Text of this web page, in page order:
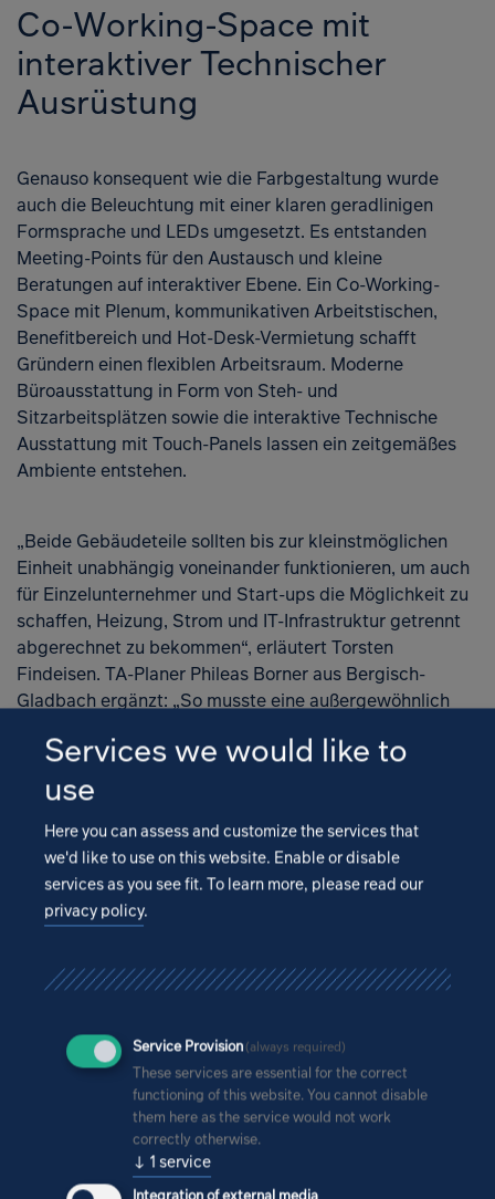
Co-Working-Space mit
interaktiver Technischer
Ausrüstung
Genauso konsequent wie die Farbgestaltung wurde
auch die Beleuchtung mit einer klaren geradlinigen
Formsprache und LEDs umgesetzt. Es entstanden
Meeting-Points für den Austausch und kleine
Beratungen auf interaktiver Ebene. Ein Co-Working-
Space mit Plenum, kommunikativen Arbeitstischen,
Benefitbereich und Hot-Desk-Vermietung schafft
Gründern einen flexiblen Arbeitsraum. Moderne
Büroausstattung in Form von Steh- und
Sitzarbeitsplätzen sowie die interaktive Technische
Ausstattung mit Touch-Panels lassen ein zeitgemäßes
Ambiente entstehen.
„Beide Gebäudeteile sollten bis zur kleinstmöglichen
Einheit unabhängig voneinander funktionieren, um auch
für Einzelunternehmer und Start-ups die Möglichkeit zu
schaffen, Heizung, Strom und IT-Infrastruktur getrennt
abgerechnet zu bekommen“, erläutert Torsten
Findeisen. TA-Planer Phileas Borner aus Bergisch-
Gladbach ergänzt: „So musste eine außergewöhnlich
geplant und installiert werden.“
Services we would like to
use
Here you can assess and customize the services that
we'd like to use on this website. Enable or disable
services as you see fit. To learn more, please read our
privacy policy.
Service Provision(always required)
These services are essential for the correct
functioning of this website. You cannot disable
them here as the service would not work
correctly otherwise.
↓ 1 service